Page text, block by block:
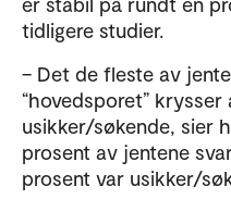
tidligere studier.
– Det de fleste av
“hovedsporet”
usikker/søkende, sier
prosent av jentene
prosent var usikker/